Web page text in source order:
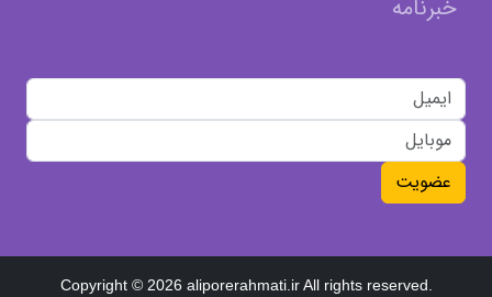
خبرنامه
عضویت
Copyright © 2026 aliporerahmati.ir All rights reserved.